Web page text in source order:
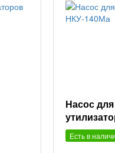
Насос
Есть в